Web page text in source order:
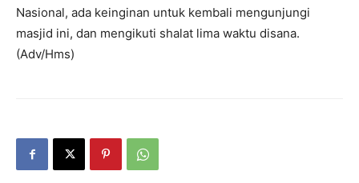
Nasional, ada keinginan untuk kembali mengunjungi
masjid ini, dan mengikuti shalat lima waktu disana.
(Adv/Hms)